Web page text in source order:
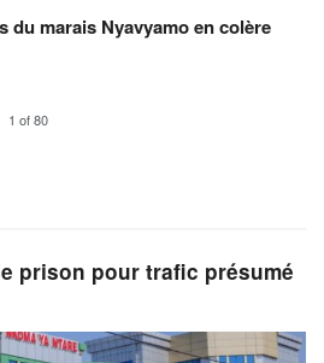
du marais Nyavyamo en colère
1 of80
prison pour trafic présumé